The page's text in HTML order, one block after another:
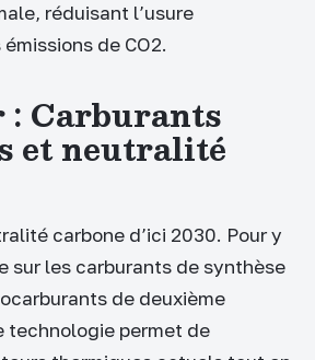
réduisant l’usure
de CO2.
Carburants
et neutralité
carbone d’ici 2030. Pour y
sur les carburants de synthèse
de deuxième
technologie permet de